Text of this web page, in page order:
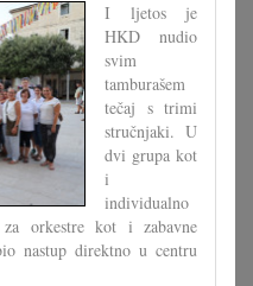
I ljetos je
HKD nudio
svim
tamburašem
tečaj s trimi
stručnjaki. U
dvi grupa kot
i
individualno
orkestre kot i zabavne
nastup direktno u centru